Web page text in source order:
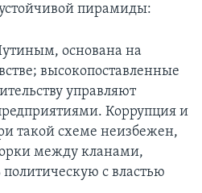
пирамиды:
основана на
высокопоставленные
управляют
Коррупция и
такой схеме неизбежен,
между кланами,
с властью